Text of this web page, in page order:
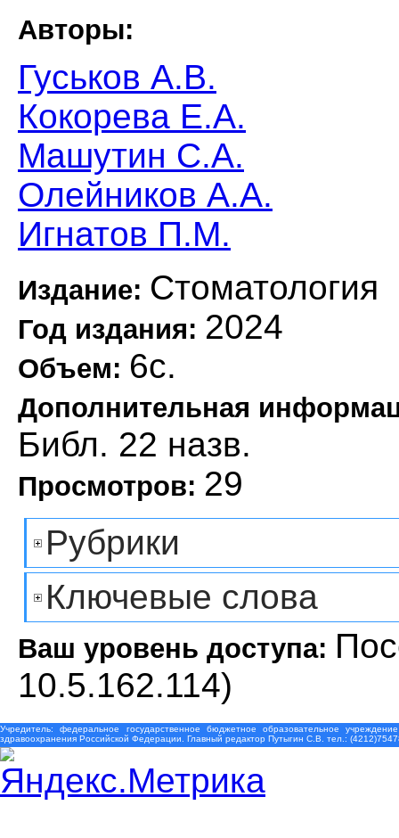
Авторы:
Гуськов А.В.
Кокорева Е.А.
Машутин С.А.
Олейников А.А.
Игнатов П.М.
Издание: Стоматология
Год издания: 2024
Объем: 6с.
Дополнительная
Библ. 22 назв.
Просмотров: 29
Рубрики
Ключевые слова
Ваш уровень доступа:
10.5.162.114)
Учредитель: федеральное государственное бюджетное образовательное
здравоохранения Российской Федерации. Главный редактор Путыгин С.В. тел.: